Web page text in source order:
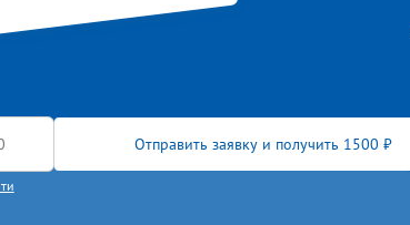
Отправить заявку и получить 1500 ₽